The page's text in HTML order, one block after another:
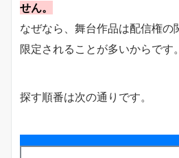
せん。
なぜなら、舞台作品は配信権の
限定されることが多いからです。
探す順番は次の通りです。